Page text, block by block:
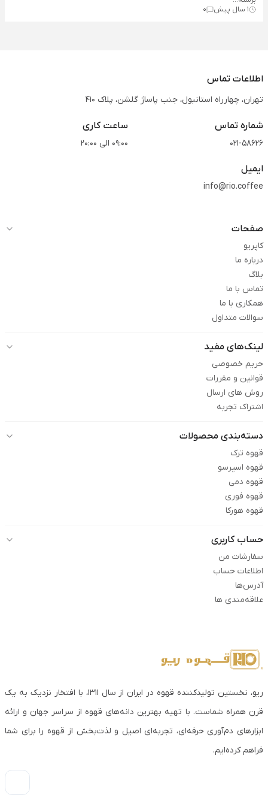
1 سال پیش
0
اطلاعات تماس
تهران، چهارراه استانبول، جنب پاساژ گلشن، پلاک 410
شماره تماس
021-58626
ساعت کاری
09:00 الی 20:00
ایمیل
info@rio.coffee
صفحات
کاپریو
درباره ما
بلاگ
تماس با ما
همکاری با ما
سوالات متداول
لینک‌های مفید
حریم خصوصی
قوانین و مقررات
روش های ارسال
اشتراک تجربه
دسته‌بندی محصولات
قهوه ترک
قهوه اسپرسو
قهوه دمی
قهوه فوری
قهوه هورکا
حساب کاربری
سفارشات من
اطلاعات حساب
آدرس‌ها
علاقه‌مندی ها
ریو، نخستین تولیدکننده قهوه در ایران از سال ۱۳۱۱، با افتخار نزدیک به یک
قرن همراه شماست. با تهیه بهترین دانه‌های قهوه از سراسر جهان و ارائه
ابزارهای دم‌آوری حرفه‌ای، تجربه‌ای اصیل و لذت‌بخش از قهوه را برای شما
فراهم کرده‌ایم.